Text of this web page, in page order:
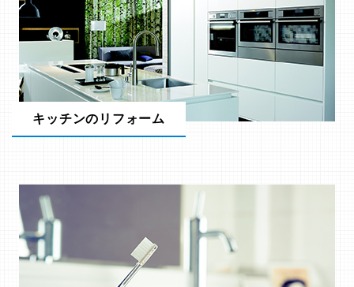
キッチンのリフォーム